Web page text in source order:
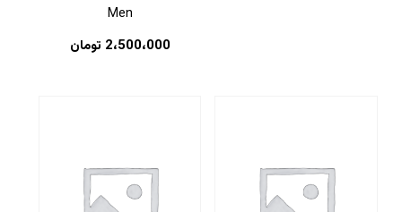
Men
2،500،000 تومان